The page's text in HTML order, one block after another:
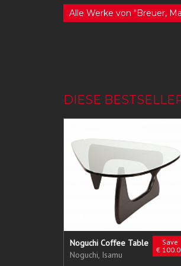
Alle Werke von "Breuer,
DIESE
Save
€
Noguchi Coffee Table
Noguchi, Isamu